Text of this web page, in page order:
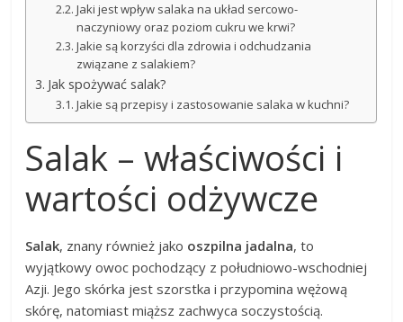
Jaki jest wpływ salaka na układ sercowo-
naczyniowy oraz poziom cukru we krwi?
Jakie są korzyści dla zdrowia i odchudzania
związane z salakiem?
Jak spożywać salak?
Jakie są przepisy i zastosowanie salaka w kuchni?
Salak – właściwości i
wartości odżywcze
Salak, znany również jako oszpilna jadalna, to
wyjątkowy owoc pochodzący z południowo-wschodniej
Azji. Jego skórka jest szorstka i przypomina wężową
skórę, natomiast miąższ zachwyca soczystością.